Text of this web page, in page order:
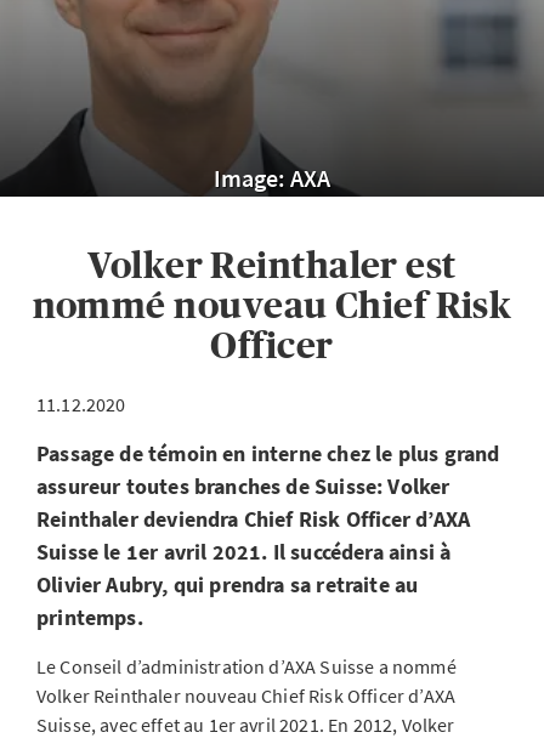
Image: AXA
Volker Reinthaler est
nommé nouveau Chief Risk
Officer
11.12.2020
Passage de témoin en interne chez le plus grand
assureur toutes branches de Suisse: Volker
Reinthaler deviendra Chief Risk Officer d’AXA
Suisse le 1er avril 2021. Il succédera ainsi à
Olivier Aubry, qui prendra sa retraite au
printemps.
Le Conseil d’administration d’AXA Suisse a nommé
Volker Reinthaler nouveau Chief Risk Officer d’AXA
Suisse, avec effet au 1er avril 2021. En 2012, Volker